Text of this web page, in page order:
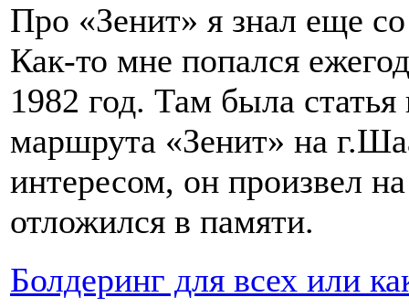
Про «Зенит» я знал еще
Как-то мне попался
1982 год. Там была
маршрута «Зенит» на
интересом, он произвел
отложился в памяти.
Болдеринг для всех или